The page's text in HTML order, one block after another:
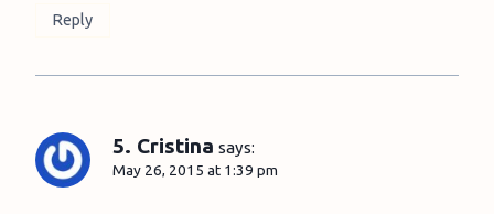
Reply
5. Cristina says:
May 26, 2015 at 1:39 pm